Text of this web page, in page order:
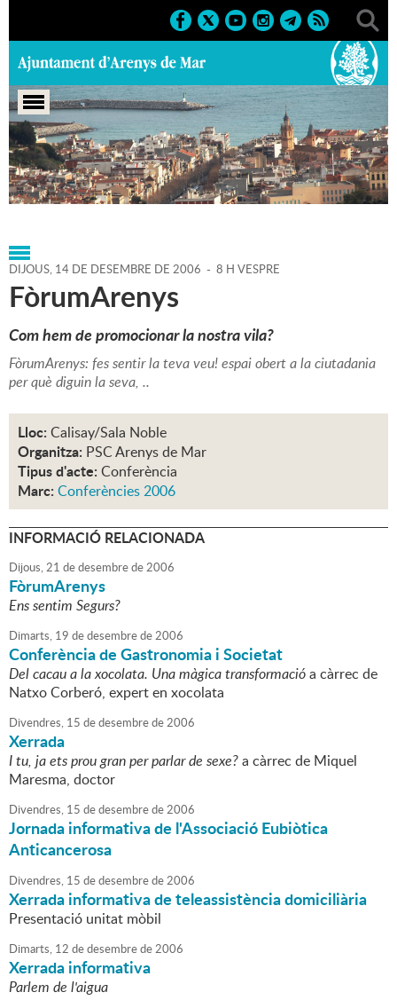
Portada > Agenda > 14-12-
2006 > Marcs > Culturals > 2006 > Conferències 2006
DIJOUS, 14 DE DESEMBRE DE 2006 - 8 H VESPRE
FòrumArenys
Com hem de promocionar la nostra vila?
FòrumArenys: fes sentir la teva veu! espai obert a la ciutadania
per què diguin la seva, ..
Lloc: Calisay/Sala Noble
Organitza: PSC Arenys de Mar
Tipus d'acte: Conferència
Marc: Conferències 2006
INFORMACIÓ RELACIONADA
Dijous,21 dedesembrede2006
FòrumArenys
Ens sentim Segurs?
Dimarts, 19 dedesembrede2006
Conferència de Gastronomia i Societat
Del cacau a la xocolata. Una màgica transformacióa càrrec de
Natxo Corberó, expert en xocolata
Divendres, 15 dedesembrede2006
Xerrada
I tu, ja ets prou gran per parlar de sexe?a càrrec de Miquel
Maresma, doctor
Divendres, 15 dedesembrede2006
Jornada informativa de l'Associació Eubiòtica
Anticancerosa
Divendres, 15 dedesembrede2006
Xerrada informativa de teleassistència domiciliària
Presentació unitat mòbil
Dimarts, 12 dedesembrede2006
Xerrada informativa
Parlem de l'aigua